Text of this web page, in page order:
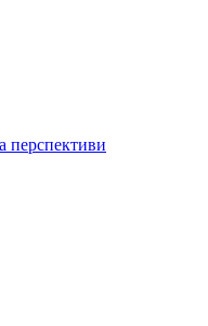
перспективи